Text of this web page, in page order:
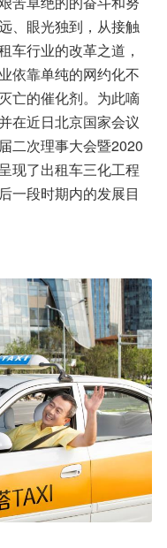
、眼光独到，从接触
车行业的改革之道，
依靠单纯的网约化不
亡的催化剂。为此嘀
在近日北京国家会议
二次理事大会暨2020
现了出租车三化工程
一段时期内的发展目